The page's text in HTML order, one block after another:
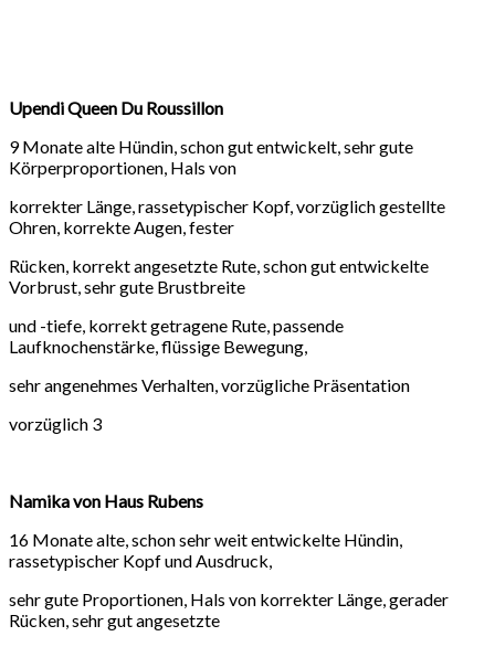
Upendi Queen Du Roussillon
9 Monate alte Hündin, schon gut entwickelt, sehr gute
Körperproportionen, Hals von
korrekter Länge, rassetypischer Kopf, vorzüglich gestellte
Ohren, korrekte Augen, fester
Rücken, korrekt angesetzte Rute, schon gut entwickelte
Vorbrust, sehr gute Brustbreite
und -tiefe, korrekt getragene Rute, passende
Laufknochenstärke, flüssige Bewegung,
sehr angenehmes Verhalten, vorzügliche Präsentation
vorzüglich 3
Namika von Haus Rubens
16 Monate alte, schon sehr weit entwickelte Hündin,
rassetypischer Kopf und Ausdruck,
sehr gute Proportionen, Hals von korrekter Länge, gerader
Rücken, sehr gut angesetzte